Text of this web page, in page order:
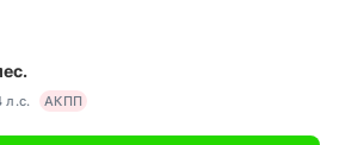
л.с. АКПП